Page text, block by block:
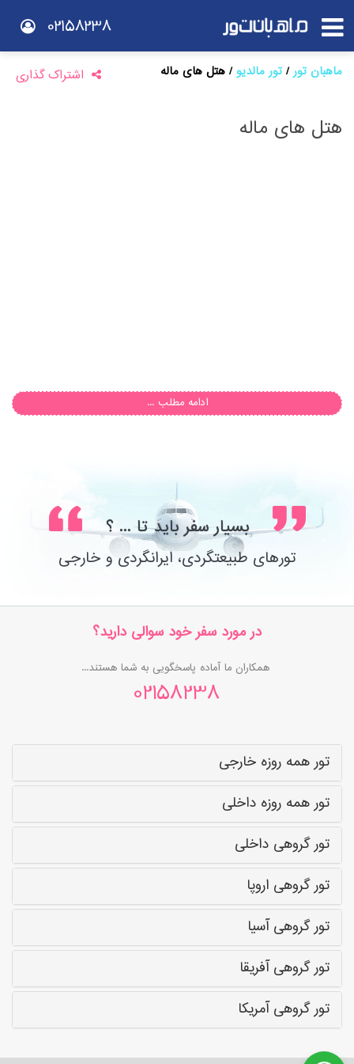
02158238
ماهبان تور تور مالدیو هتل های ماله
هتل های ماله
اشتراک گذاری
ادامه مطلب ...
بسیار سفر باید تا ... ؟
تورهای طبیعتگردی، ایرانگردی و خارجی
در مورد سفر خود سوالی دارید؟
همکاران ما آماده پاسخگویی به شما هستند...
02158238
تور همه روزه خارجی
تور همه روزه داخلی
تور گروهی داخلی
تور گروهی اروپا
تور گروهی آسیا
تور گروهی آفریقا
تور گروهی آمریکا